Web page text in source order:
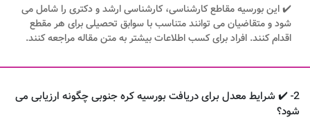
✔️ این بورسیه مقاطع کارشناسی، کارشناسی ارشد و دکتری را شامل می
شود و متقاضیان می توانند متناسب با سوابق تحصیلی برای هر مقطع
اقدام کنند. افراد برای کسب اطلاعات بیشتر به متن مقاله مراجعه کنند.
2- ✔️ شرایط معدل برای دریافت بورسیه کره جنوبی چگونه ارزیابی می
شود؟